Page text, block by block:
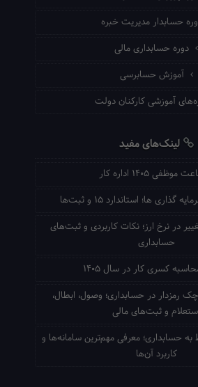
حسابدار مدیریت خبره
دوره حسابداری مالی
آموزش حسابرسی
آموزشی کارکنان دولت
لینک‌های مفید
موظفی ۱۴۰۵ اداره کار
گذاری ها؛ استاندارد ۱۵ و ثبت‌ها
در نرخ ارز؛ نکات کاربردی و ثبت‌های
حسابداری
کسری کار در سال ۱۴۰۵
رمزدار در حسابداری؛ وصول، ابطال،
و ثبت‌های مالی
به حسابداری؛ معرفی مهم‌ترین سامانه‌ها و
کاربرد آن‌ها